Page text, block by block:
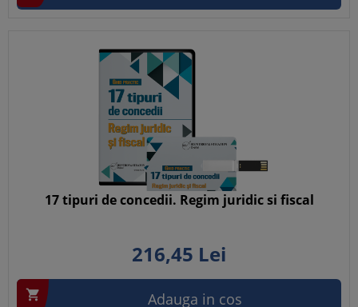
17 tipuri de concedii. Regim juridic si fiscal
216,45 Lei
 Adauga in cos